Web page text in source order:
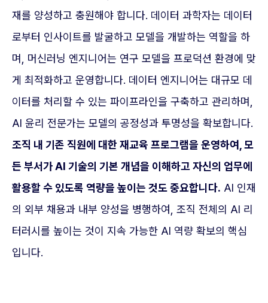
재를 양성하고 충원해야 합니다. 데이터 과학자는 데이터
로부터 인사이트를 발굴하고 모델을 개발하는 역할을 하
며, 머신러닝 엔지니어는 연구 모델을 프로덕션 환경에 맞
게 최적화하고 운영합니다. 데이터 엔지니어는 대규모 데
이터를 처리할 수 있는 파이프라인을 구축하고 관리하며,
AI 윤리 전문가는 모델의 공정성과 투명성을 확보합니다.
조직 내 기존 직원에 대한 재교육 프로그램을 운영하여, 모
든 부서가 AI 기술의 기본 개념을 이해하고 자신의 업무에
활용할 수 있도록 역량을 높이는 것도 중요합니다. AI 인재
의 외부 채용과 내부 양성을 병행하여, 조직 전체의 AI 리
터러시를 높이는 것이 지속 가능한 AI 역량 확보의 핵심
입니다.